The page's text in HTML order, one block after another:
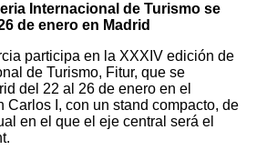
Internacional de Turismo se
de enero en Madrid
participa en la XXXIV edición de
de Turismo, Fitur, que se
del 22 al 26 de enero en el
Carlos I, con un stand compacto, de
en el que el eje central será el